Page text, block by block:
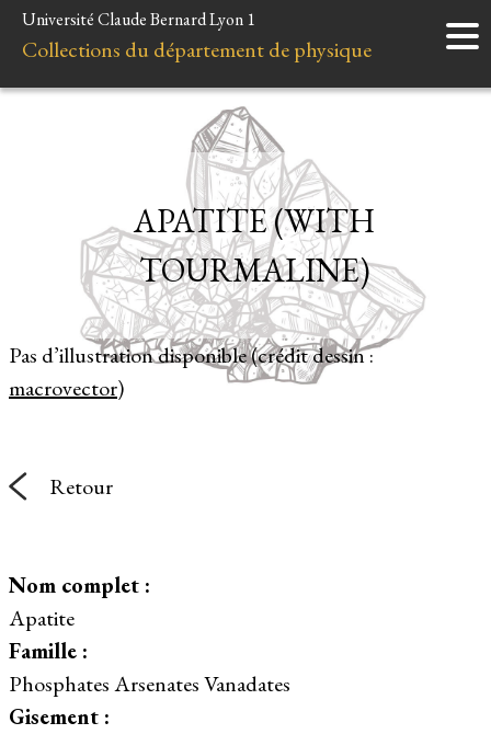
Accueil
Instruments
Liens et ressources
Université Claude Bernard Lyon 1
Collections du département de physique
Pas d’illustration disponible (crédit dessin :
macrovector)
APATITE (WITH
TOURMALINE)
Retour
Nom complet :
Apatite
Famille :
Phosphates Arsenates Vanadates
Gisement :